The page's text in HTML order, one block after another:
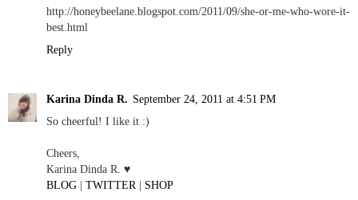
http://honeybeelane.blogspot.com/2011/09/she-or-me-who-wore-it-
best.html
Reply
Karina Dinda R. September 24, 2011 at 4:51 PM
So cheerful! I like it :)
Cheers,
Karina Dinda R. ♥
BLOG | TWITTER| SHOP